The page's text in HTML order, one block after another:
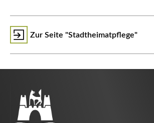
Zur Seite "Stadtheimatpflege"